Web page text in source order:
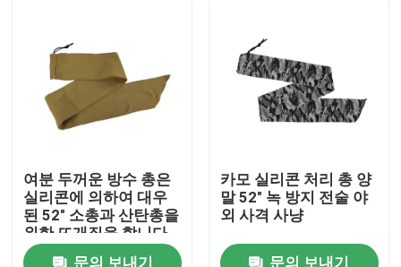
제품
우리 에 관한 것
공장 투어
여분 두꺼운 방수 총은
실리콘에 의하여 대우
된 52" 소총과 산탄총을
위한 뜨개질을 합니다
문의 보내기
카모 실리콘 처리 총 양
말 52" 녹 방지 전술 야
외 사격 사냥
문의 보내기